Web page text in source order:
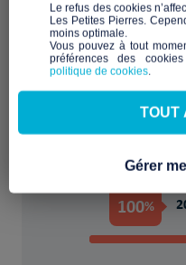
Bâtir, financer,
pérenne
18
100%
​Le refus des cookies
Les Petites Pierres.
moins optimale.​
Vous pouvez à tout
préférences des
politique de cookies.
TOUT
Gérer